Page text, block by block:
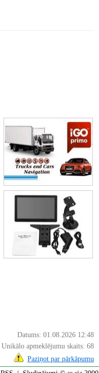
Datums: 01.08.2026 12:48
Unikālo apmeklējumu skaits: 68
Paziņot par pārkāpumu